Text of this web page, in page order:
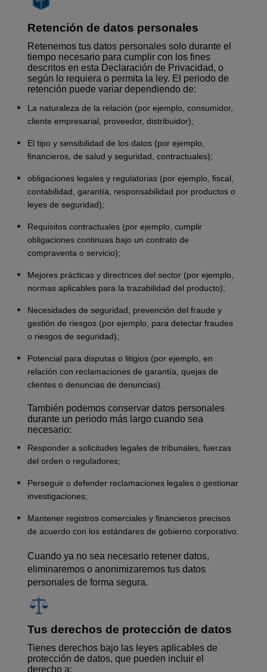
Retención de datos personales
Retenemos tus datos personales solo durante el
tiempo necesario para cumplir con los fines
descritos en esta Declaración de Privacidad, o
según lo requiera o permita la ley. El periodo de
retención puede variar dependiendo de:
La naturaleza de la relación (por ejemplo, consumidor,
cliente empresarial, proveedor, distribuidor);
El tipo y sensibilidad de los datos (por ejemplo,
financieros, de salud y seguridad, contractuales);
obligaciones legales y regulatorias (por ejemplo, fiscal,
contabilidad, garantía, responsabilidad por productos o
leyes de seguridad);
Requisitos contractuales (por ejemplo, cumplir
obligaciones continuas bajo un contrato de
compraventa o servicio);
Mejores prácticas y directrices del sector (por ejemplo,
normas aplicables para la trazabilidad del producto);
Necesidades de seguridad, prevención del fraude y
gestión de riesgos (por ejemplo, para detectar fraudes
o riesgos de seguridad);
Potencial para disputas o litigios (por ejemplo, en
relación con reclamaciones de garantía, quejas de
clientes o denuncias de denuncias).
También podemos conservar datos personales
durante un periodo más largo cuando sea
necesario:
Responder a solicitudes legales de tribunales, fuerzas
del orden o reguladores;
Perseguir o defender reclamaciones legales o gestionar
investigaciones;
Mantener registros comerciales y financieros precisos
de acuerdo con los estándares de gobierno corporativo.
Cuando ya no sea necesario retener datos,
eliminaremos o anonimizaremos tus datos
personales de forma segura.
Tus derechos de protección de datos
Tienes derechos bajo las leyes aplicables de
protección de datos, que pueden incluir el
derecho a: